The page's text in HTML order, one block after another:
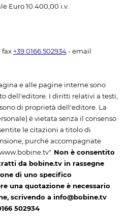
Euro 10.400,00 i.v.
fax +39 0166 502934 - email
e alle pagine interne sono
dell'editore. I diritti relativi a testi,
di proprietà dell'editore. La
è vietata senza il consenso
le citazioni a titolo di
purché accompagnate
Non è consentito
da bobine.tv in rassegne
di uno specifico
una quotazione è necessario
scrivendo a info@bobine.tv
502934